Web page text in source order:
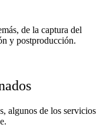
de la captura del
y postproducción.
algunos de los servicios